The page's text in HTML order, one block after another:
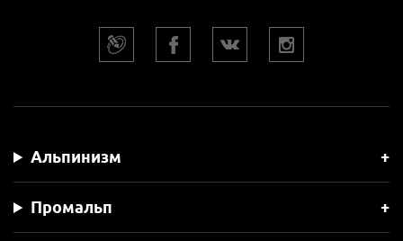
Альпинизм
Промальп